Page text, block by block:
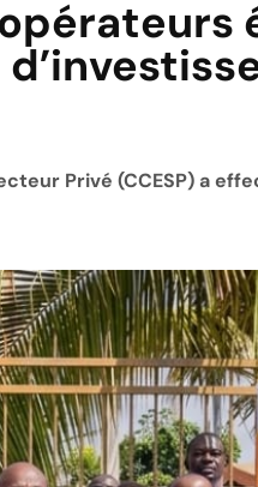
Privé (CCESP) a